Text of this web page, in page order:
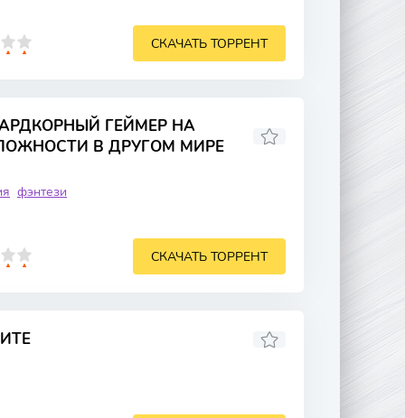
СКАЧАТЬ ТОРРЕНТ
ГЕЙМЕР НА
В ДРУГОМ МИРЕ
фэнтези
СКАЧАТЬ ТОРРЕНТ